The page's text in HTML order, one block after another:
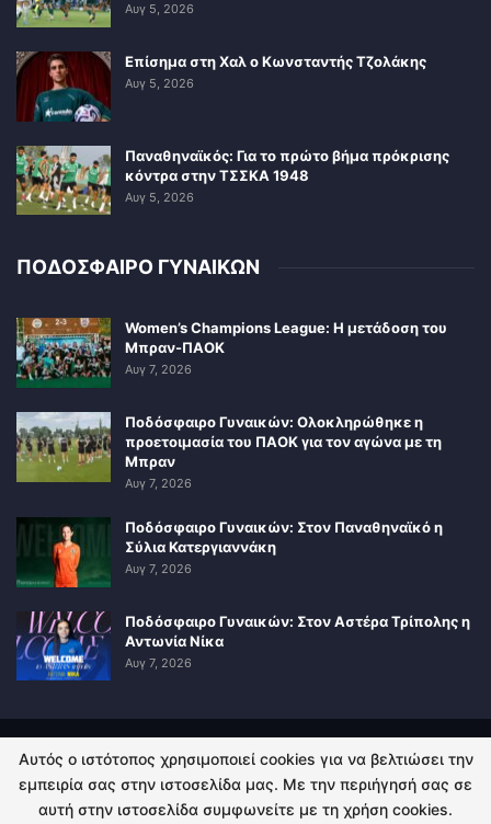
Αυγ 5, 2026
Επίσημα στη Χαλ ο Κωνσταντής Τζολάκης
Αυγ 5, 2026
Παναθηναϊκός: Για το πρώτο βήμα πρόκρισης
κόντρα στην ΤΣΣΚΑ 1948
Αυγ 5, 2026
ΠΟΔΟΣΦΑΙΡΟ ΓΥΝΑΙΚΩΝ
Women’s Champions League: Η μετάδοση του
Μπραν-ΠΑΟΚ
Αυγ 7, 2026
Ποδόσφαιρο Γυναικών: Ολοκληρώθηκε η
προετοιμασία του ΠΑΟΚ για τον αγώνα με τη
Μπραν
Αυγ 7, 2026
Ποδόσφαιρο Γυναικών: Στον Παναθηναϊκό η
Σύλια Κατεργιαννάκη
Αυγ 7, 2026
Ποδόσφαιρο Γυναικών: Στον Αστέρα Τρίπολης η
Αντωνία Νίκα
Αυγ 7, 2026
ΠΟΛΙΤΙΚΗ ΑΠΟΡΡΗΤΟΥ ΕΠΙΚΟΙΝΩΝΙΑ
Αυτός ο ιστότοπος χρησιμοποιεί cookies για να βελτιώσει την
εμπειρία σας στην ιστοσελίδα μας. Με την περιήγησή σας σε
αυτή στην ιστοσελίδα συμφωνείτε με τη χρήση cookies.